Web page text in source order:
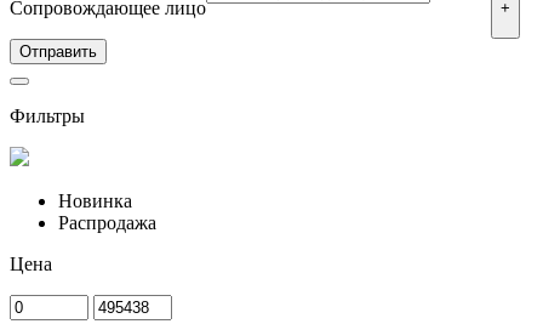
Сопровождающее лицо +
Фильтры
Новинка
Распродажа
Цена